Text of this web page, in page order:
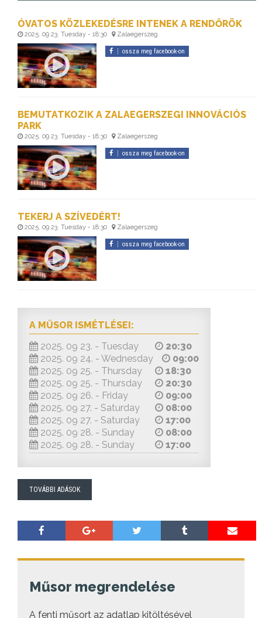
ÓVATOS KÖZLEKEDÉSRE INTENEK A RENDŐRÖK
2025. 09 23. Tuesday - 18:30 Zalaegerszeg
ossza meg facebook-on
BEMUTATKOZIK A ZALAEGERSZEGI INNOVÁCIÓS
PARK
2025. 09 23. Tuesday - 18:30 Zalaegerszeg
ossza meg facebook-on
TEKERJ A SZÍVEDÉRT!
2025. 09 23. Tuesday - 18:30 Zalaegerszeg
ossza meg facebook-on
A MŰSOR ISMÉTLÉSEI:
2025. 09 23. - Tuesday
20:30
2025. 09 24. - Wednesday
09:00
2025. 09 25. - Thursday
18:30
2025. 09 25. - Thursday
20:30
2025. 09 26. - Friday
09:00
2025. 09 27. - Saturday
08:00
2025. 09 27. - Saturday
17:00
2025. 09 28. - Sunday
08:00
2025. 09 28. - Sunday
17:00
TOVÁBBI ADÁSOK
Műsor megrendelése
A fenti műsort az adatlap kitöltésével